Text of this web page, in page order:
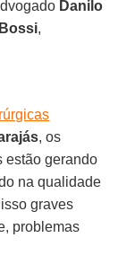
Danilo
,
, os
estão gerando
na qualidade
graves
problemas